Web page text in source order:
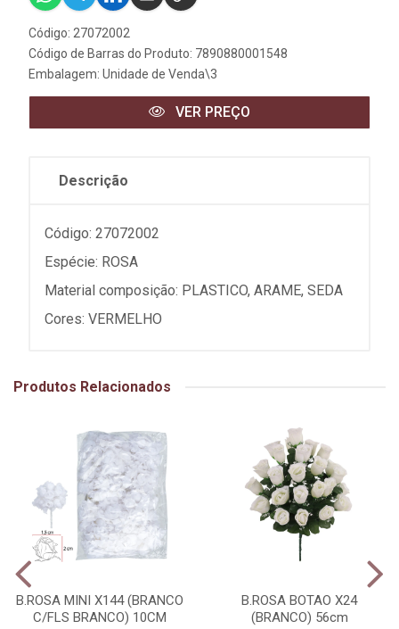
Código: 27072002
Código de Barras do Produto: 7890880001548
Embalagem: Unidade de Venda\3
VER PREÇO
Descrição
Código: 27072002
Espécie: ROSA
Material composição: PLASTICO, ARAME, SEDA
Cores: VERMELHO
Produtos Relacionados
B.ROSA MINI X144 (BRANCO
C/FLS BRANCO) 10CM
B.ROSA BOTAO X24
(BRANCO) 56cm